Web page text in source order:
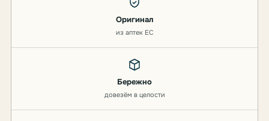
Оригинал
из аптек ЕС
Бережно
довезём в целости